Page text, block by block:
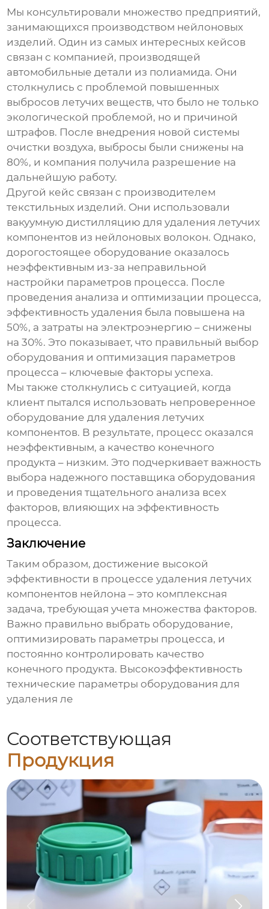
Мы консультировали множество предприятий,
занимающихся производством нейлоновых
изделий. Один из самых интересных кейсов
связан с компанией, производящей
автомобильные детали из полиамида. Они
столкнулись с проблемой повышенных
выбросов летучих веществ, что было не только
экологической проблемой, но и причиной
штрафов. После внедрения новой системы
очистки воздуха, выбросы были снижены на
80%, и компания получила разрешение на
дальнейшую работу.
Другой кейс связан с производителем
текстильных изделий. Они использовали
вакуумную дистилляцию для удаления летучих
компонентов из нейлоновых волокон. Однако,
дорогостоящее оборудование оказалось
неэффективным из-за неправильной
настройки параметров процесса. После
проведения анализа и оптимизации процесса,
эффективность удаления была повышена на
50%, а затраты на электроэнергию – снижены
на 30%. Это показывает, что правильный выбор
оборудования и оптимизация параметров
процесса – ключевые факторы успеха.
Мы также столкнулись с ситуацией, когда
клиент пытался использовать непроверенное
оборудование для удаления летучих
компонентов. В результате, процесс оказался
неэффективным, а качество конечного
продукта – низким. Это подчеркивает важность
выбора надежного поставщика оборудования
и проведения тщательного анализа всех
факторов, влияющих на эффективность
процесса.
Заключение
Таким образом, достижение высокой
эффективности в процессе удаления летучих
компонентов нейлона – это комплексная
задача, требующая учета множества факторов.
Важно правильно выбрать оборудование,
оптимизировать параметры процесса, и
постоянно контролировать качество
конечного продукта. Высокоэффективность
технические параметры оборудования для
удаления ле
Соответствующая
Продукция